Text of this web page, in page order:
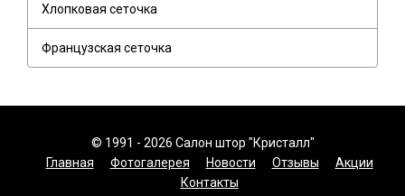
Хлопковая сеточка
Французская сеточка
© 1991 - 2026 Салон штор "Кристалл"
Главная
Фотогалерея Новости Отзывы
Акции
Контакты